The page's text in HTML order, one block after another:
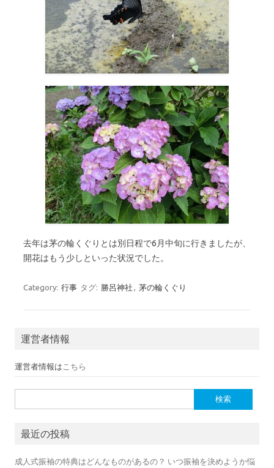
去年は茅の輪くぐりとは別日程で6月中旬に行きましたが、
開花はもう少しといった状況でした。
Category: 行事 タグ: 勝呂神社 茅の輪くぐり
運営者情報
運営者情報は こちら
最近の投稿
成人式振袖の特典はどんなものがあるの？ いつ振袖を決めようか悩